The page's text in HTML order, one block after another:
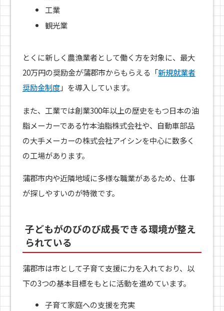
工業
観光業
とくに新しく農漁業者として働く方を対象に、最大
20万円の奨励金が蒲郡市からもらえる「新規就業者
奨励金制度」を導入しています。
また、工業では創業300年以上の歴史をもつ日本の油
脂メーカーである竹本油脂株式会社や、自動車部品
の大手メーカーの株式会社アイシンを中心に数多く
の工場があります。
蒲郡市内や近隣地域に多様な職業があるため、仕事
が探しやすいのが特徴です。
子どもがのびのび成長できる環境が整え
られている
蒲郡市は市として子育て支援に力を入れており、以
下の3つの基本目標をもとに活動を進めています。
子育て家庭への支援を充実